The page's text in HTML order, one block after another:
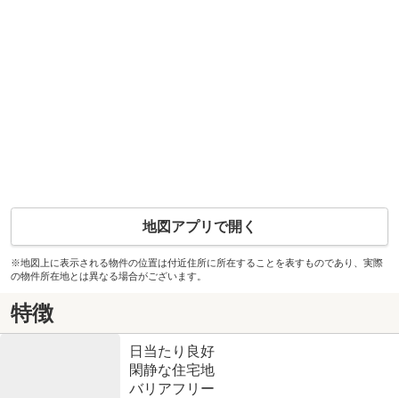
地図アプリで開く
※地図上に表示される物件の位置は付近住所に所在することを表すものであり、実際
の物件所在地とは異なる場合がございます。
特徴
日当たり良好
閑静な住宅地
バリアフリー